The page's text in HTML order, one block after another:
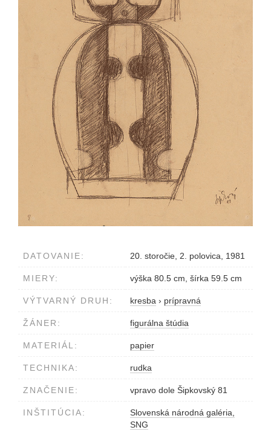
DATOVANIE: 20. storočie, 2. polovica, 1981
MIERY: výška 80.5 cm, šírka 59.5 cm
VÝTVARNÝ DRUH: kresba › prípravná
ŽÁNER: figurálna štúdia
MATERIÁL: papier
TECHNIKA: rudka
ZNAČENIE: vpravo dole Šipkovský 81
INŠTITÚCIA:
Slovenská národná galéria,
SNG